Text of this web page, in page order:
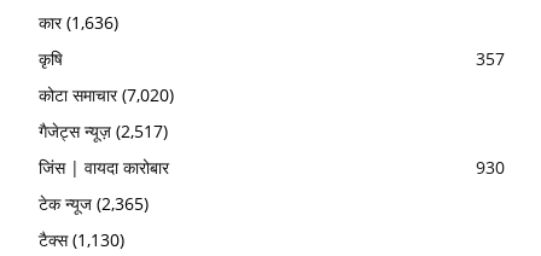
कार(1,636)
कृषि
357
कोटा समाचार(7,020)
गैजेट्स न्यूज़ (2,517)
जिंस | वायदा कारोबार
930
टेक न्यूज (2,365)
टैक्स(1,130)